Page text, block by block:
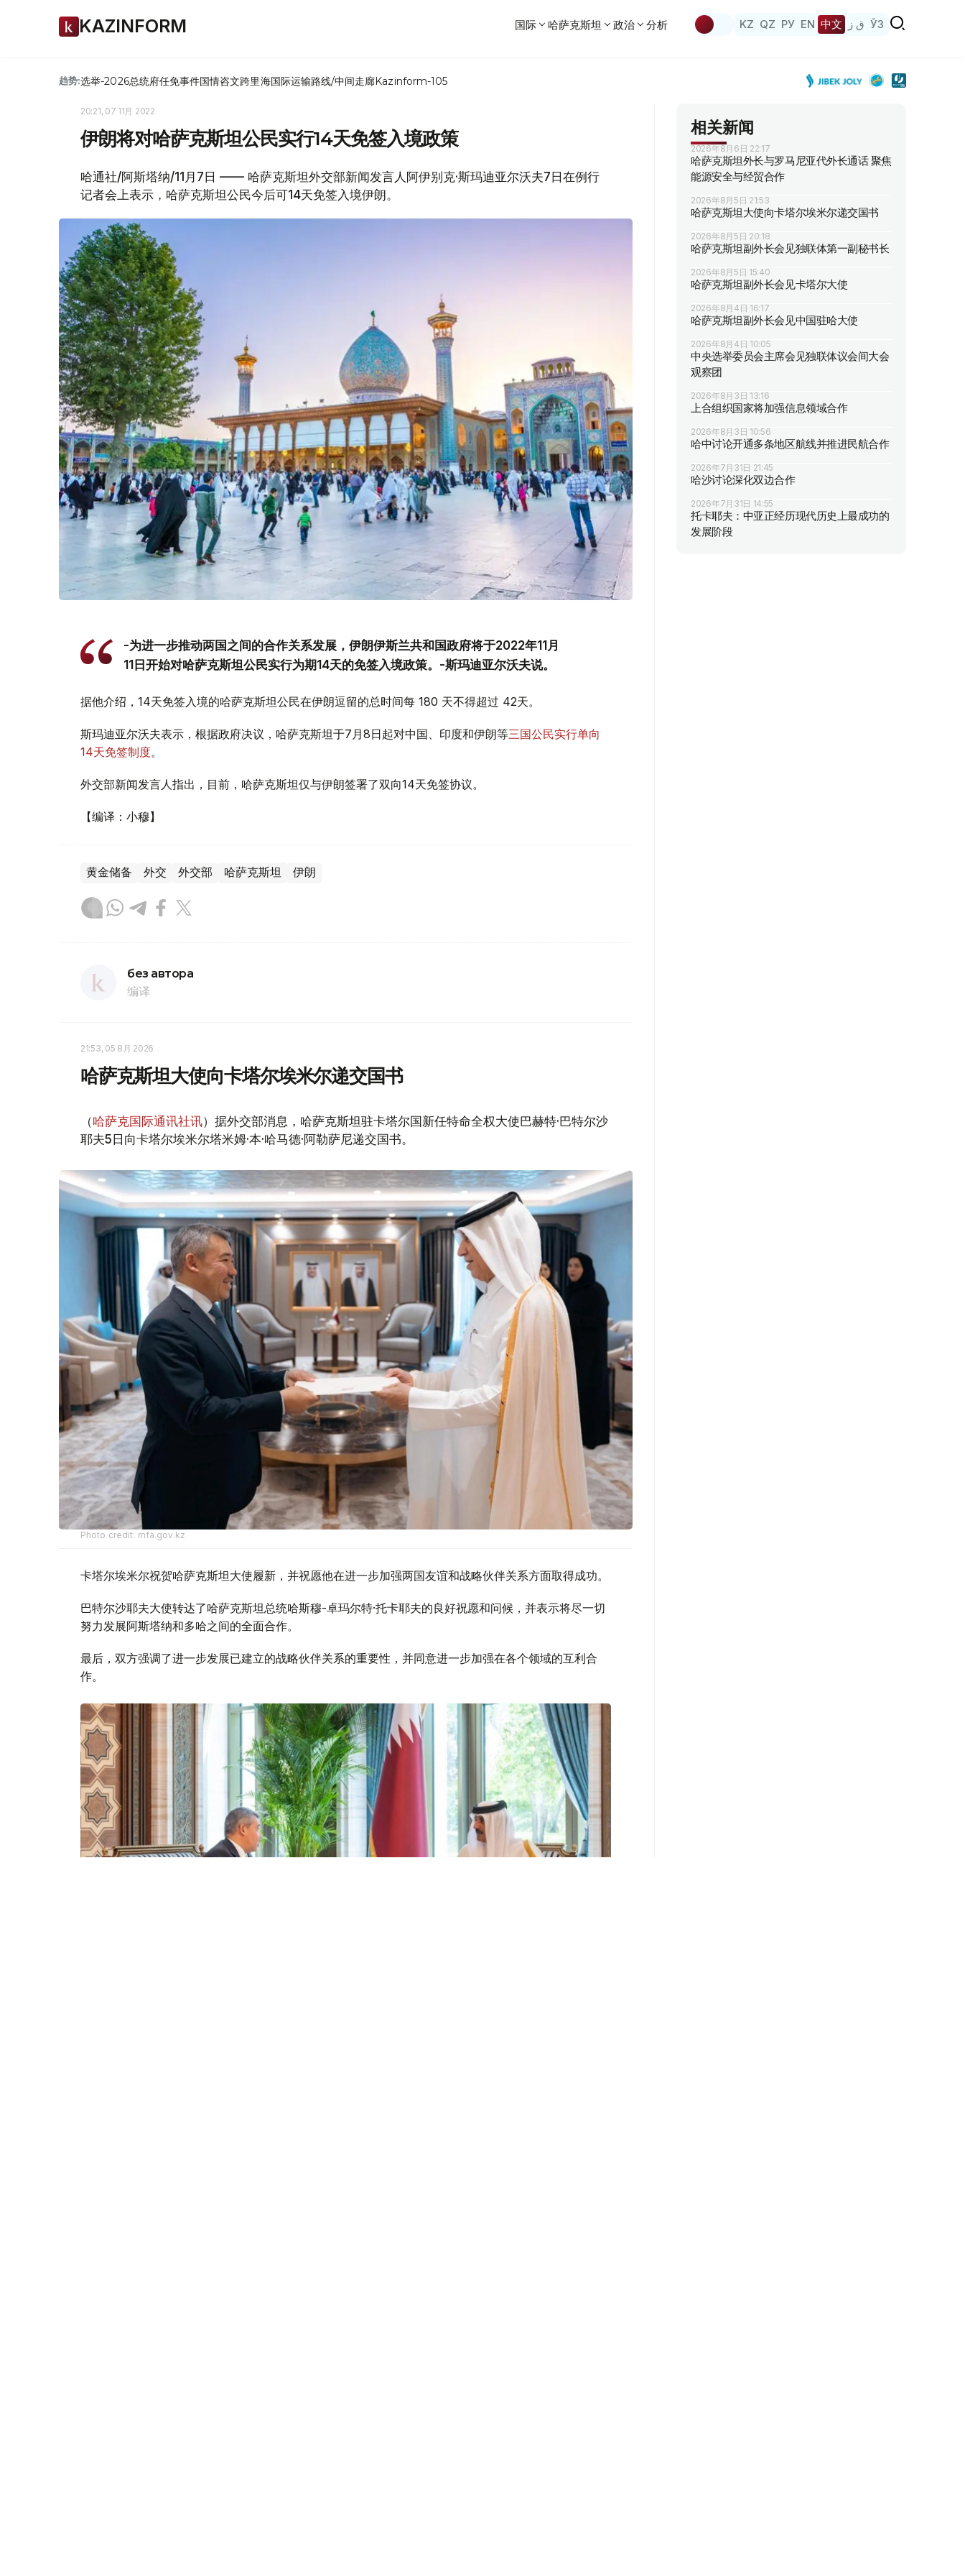
KAZINFORM 国际 哈萨克斯坦 政治 分析 KZ QZ РУ EN 中文 ق ز ЎЗ
趋势:选举-2026总统府任免事件国情咨文跨里海国际运输路线/中间走廊Kazinform-105
20:21, 07 11月 2022
伊朗将对哈萨克斯坦公民实行14天免签入境政策
哈通社/阿斯塔纳/11月7日 —— 哈萨克斯坦外交部新闻发言人阿伊别克·斯玛迪亚尔沃夫7日在例行
记者会上表示，哈萨克斯坦公民今后可14天免签入境伊朗。
-为进一步推动两国之间的合作关系发展，伊朗伊斯兰共和国政府将于2022年11月
11日开始对哈萨克斯坦公民实行为期14天的免签入境政策。-斯玛迪亚尔沃夫说。
据他介绍，14天免签入境的哈萨克斯坦公民在伊朗逗留的总时间每 180 天不得超过 42天。
斯玛迪亚尔沃夫表示，根据政府决议，哈萨克斯坦于7月8日起对中国、印度和伊朗等三国公民实行单向
14天免签制度。
外交部新闻发言人指出，目前，哈萨克斯坦仅与伊朗签署了双向14天免签协议。
【编译：小穆】
黄金储备 外交 外交部 哈萨克斯坦 伊朗
без автора
编译
21:53, 05 8月 2026
哈萨克斯坦大使向卡塔尔埃米尔递交国书
（哈萨克国际通讯社讯）据外交部消息，哈萨克斯坦驻卡塔尔国新任特命全权大使巴赫特·巴特尔沙
耶夫5日向卡塔尔埃米尔塔米姆·本·哈马德·阿勒萨尼递交国书。
Photo credit: mfa.gov.kz
卡塔尔埃米尔祝贺哈萨克斯坦大使履新，并祝愿他在进一步加强两国友谊和战略伙伴关系方面取得成功。
巴特尔沙耶夫大使转达了哈萨克斯坦总统哈斯穆-卓玛尔特·托卡耶夫的良好祝愿和问候，并表示将尽一切
努力发展阿斯塔纳和多哈之间的全面合作。
最后，双方强调了进一步发展已建立的战略伙伴关系的重要性，并同意进一步加强在各个领域的互利合
作。
相关新闻
2026年8月6日 22:17
哈萨克斯坦外长与罗马尼亚代外长通话 聚焦
能源安全与经贸合作
2026年8月5日 21:53
哈萨克斯坦大使向卡塔尔埃米尔递交国书
2026年8月5日 20:18
哈萨克斯坦副外长会见独联体第一副秘书长
2026年8月5日 15:40
哈萨克斯坦副外长会见卡塔尔大使
2026年8月4日 16:17
哈萨克斯坦副外长会见中国驻哈大使
2026年8月4日 10:05
中央选举委员会主席会见独联体议会间大会
观察团
2026年8月3日 13:16
上合组织国家将加强信息领域合作
2026年8月3日 10:56
哈中讨论开通多条地区航线并推进民航合作
2026年7月31日 21:45
哈沙讨论深化双边合作
2026年7月31日 14:55
托卡耶夫：中亚正经历现代历史上最成功的
发展阶段